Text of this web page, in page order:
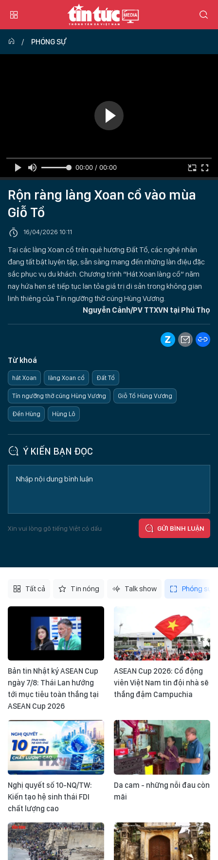
PHÓNG SỰ
00:00 / 00:00
Rộn ràng làng Xoan cổ vào mùa
Giỗ Tổ
16/04/2026 10:11
Tại các làng Xoan cổ trên quê hương Đất Tổ, các nghệ nhân
đang tất bật luyện tập, sẵn sàng mang đến những làn điệu đặc
sắc phục vụ du khách. Chương trình “Hát Xoan làng cổ” năm
nay hứa hẹn sẽ tiếp tục lan tỏa giá trị di sản trong không gian
linh thiêng của Tín ngưỡng thờ cúng Hùng Vương.
Nguyễn Cảnh/PV TTXVN tại Phú Thọ
Từ khoá
hát Xoan làng Xoan cổ Đất Tổ
Tín ngưỡng thờ cúng Hùng Vương Giỗ Tổ Hùng Vương
Đền Hùng Hùng Lô
Ý KIẾN BẠN ĐỌC
Xin vui lòng gõ tiếng Việt có dấu GỬI BÌNH LUẬN
Tất cả Tin nóng Talk show Phóng sự
Bản tin Nhật ký ASEAN Cup
ngày 7/8: Thái Lan hướng
tới mục tiêu toàn thắng tại
ASEAN Cup 2026
ASEAN Cup 2026: Cổ động
viên Việt Nam tin đội nhà sẽ
thắng đậm Campuchia
Nghị quyết số 10-NQ/TW:
Kiến tạo hệ sinh thái FDI
chất lượng cao
Da cam - những nỗi đau còn
mãi